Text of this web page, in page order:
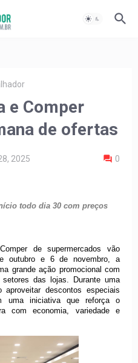
e Comper
de ofertas
2025 0
todo dia 30 com preços
de supermercados vão
outubro e 6 de novembro, a
grande ação promocional com
das lojas. Durante uma
aproveitar descontos especiais
uma iniciativa que reforça o
com economia, variedade e